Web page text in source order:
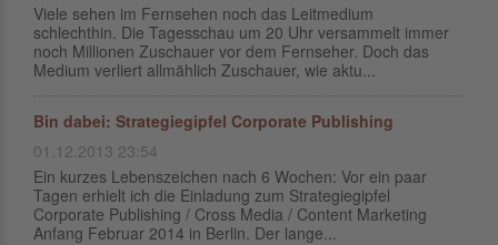
Viele sehen im Fernsehen noch das Leitmedium
schlechthin. Die Tagesschau um 20 Uhr versammelt immer
noch Millionen Zuschauer vor dem Fernseher. Doch das
Medium verliert allmählich Zuschauer, wie aktu...
Bin dabei: Strategiegipfel Corporate Publishing
01.12.2013 23:54
Ein kurzes Lebenszeichen nach 6 Wochen: Vor ein paar
Tagen erhielt ich die Einladung zum Strategiegipfel
Corporate Publishing / Cross Media / Content Marketing
Anfang Februar 2014 in Berlin. Der lange...